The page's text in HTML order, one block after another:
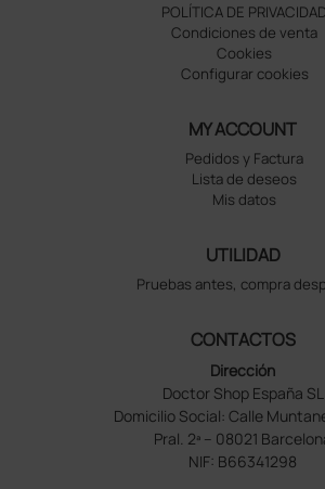
POLÍTICA DE PRIVACIDAD
Condiciones de venta
Cookies
Configurar cookies
MY ACCOUNT
Pedidos y Factura
Lista de deseos
Mis datos
UTILIDAD
Pruebas antes, compra
CONTACTOS
Dirección
Doctor Shop España SL
Domicilio Social: Calle
Pral. 2ª – 08021
NIF: B66341298